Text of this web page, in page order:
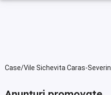
Case/Vile Sichevita Caras-Severin